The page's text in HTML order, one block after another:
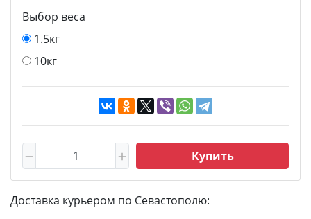
Выбор веса
1.5кг
10кг
Купить
Доставка курьером по Севастополю: